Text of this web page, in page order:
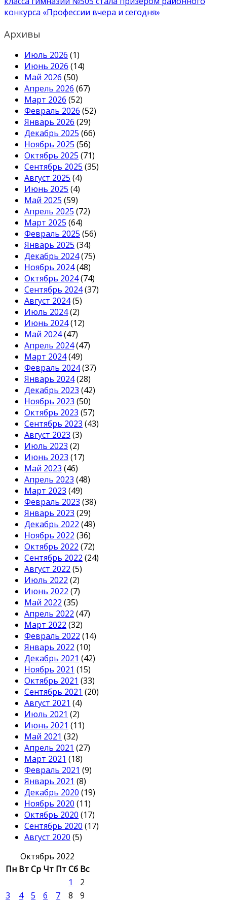
конкурса «Профессии вчера и сегодня»
Архивы
Июль 2026 (1)
Июнь 2026 (14)
Май 2026 (50)
Апрель 2026 (67)
Март 2026 (52)
Февраль 2026 (52)
Январь 2026 (29)
Декабрь 2025 (66)
Ноябрь 2025 (56)
Октябрь 2025 (71)
Сентябрь 2025 (35)
Август 2025 (4)
Июнь 2025 (4)
Май 2025 (59)
Апрель 2025 (72)
Март 2025 (64)
Февраль 2025 (56)
Январь 2025 (34)
Декабрь 2024(75)
Ноябрь 2024(48)
Октябрь 2024(74)
Сентябрь 2024(37)
Август 2024(5)
Июль 2024(2)
Июнь 2024(12)
Май 2024(47)
Апрель 2024(47)
Март 2024(49)
Февраль 2024(37)
Январь 2024(28)
Декабрь 2023 (42)
Ноябрь 2023 (50)
Октябрь 2023 (57)
Сентябрь 2023 (43)
Август 2023 (3)
Июль 2023 (2)
Июнь 2023 (17)
Май 2023 (46)
Апрель 2023 (48)
Март 2023 (49)
Февраль 2023 (38)
Январь 2023 (29)
Декабрь 2022 (49)
Ноябрь 2022 (36)
Октябрь 2022 (72)
Сентябрь 2022 (24)
Август 2022 (5)
Июль 2022 (2)
Июнь 2022 (7)
Май 2022 (35)
Апрель 2022 (47)
Март 2022 (32)
Февраль 2022 (14)
Январь 2022 (10)
Декабрь 2021 (42)
Ноябрь 2021 (15)
Октябрь 2021 (33)
Сентябрь 2021 (20)
Август 2021 (4)
Июль 2021 (2)
Июнь 2021 (11)
Май 2021 (32)
Апрель 2021 (27)
Март 2021 (18)
Февраль 2021 (9)
Январь 2021 (8)
Декабрь 2020 (19)
Ноябрь 2020 (11)
Октябрь 2020 (17)
Сентябрь 2020 (17)
Август 2020 (5)
Октябрь 2022
Пн ВтСр Чт ПтСб Вс
1
2
3
4 5 6 7 8
9